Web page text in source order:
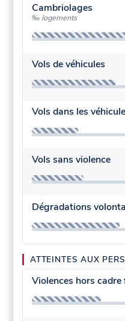
Cambriolages
‰ logements
Vols de véhicules
Vols dans les
Vols sans violence
Dégradations
ATTEINTES AUX
Violences hors